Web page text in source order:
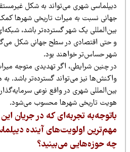
شهری می‌تواند به شکل غیرمستقیم
نسبت به میراث تاریخی شهرها کمک
یک شهر گسترده‌تر باشد، شبکه‌ای از
حتی اقتصادی در سطح جهانی شکل می‌گیرد
حساس‌تر خواهند بود.
چنین شرایطی، اگر تهدیدی متوجه
نیز می‌تواند گسترده‌تر باشد. به
شهری در واقع نوعی سرمایه‌گذاری
تاریخی شهرها محسوب می‌شود.
تجربه‌ای که در جریان این
اولویت‌های آینده دیپلماسی
حوزه‌هایی می‌بینید؟